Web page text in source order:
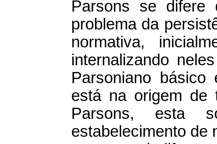
Parsons se difere
problema da
normativa,
internalizando
Parsoniano
está na origem de
Parsons, esta
estabelecimento de